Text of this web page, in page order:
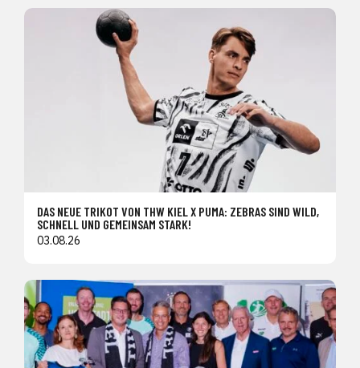
DAS NEUE TRIKOT VON THW KIEL X PUMA: ZEBRAS SIND WILD,
SCHNELL UND GEMEINSAM STARK!
03.08.26